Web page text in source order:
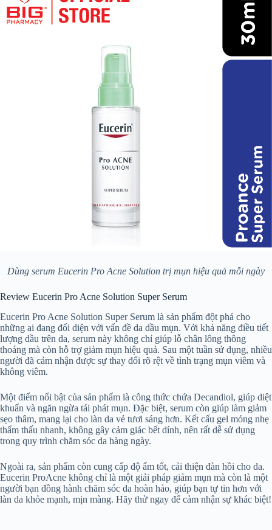
Dùng serum Eucerin Pro Acne Solution trị mụn hiệu quả mỗi ngày
Review Eucerin Pro Acne Solution Super Serum
Eucerin Pro Acne Solution Super Serum là sản phẩm đột phá cho
những ai đang đối diện với vấn đề da dầu mụn. Với khả năng điều tiết
lượng dầu trên da, serum này không chỉ giúp lỗ chân lông thông
thoáng mà còn hỗ trợ giảm mụn hiệu quả. Sau một tuần sử dụng, nhiều
người đã cảm nhận được sự thay đổi rõ rệt về tình trạng mụn viêm và
không viêm.
Một điểm nổi bật của sản phẩm là công thức chứa Decandiol, giúp diệt
khuẩn và ngăn ngừa tái phát mụn. Đặc biệt, serum còn giúp làm giảm
sẹo thâm, mang lại cho làn da vẻ tươi sáng hơn. Kết cấu gel mỏng nhẹ
thẩm thấu nhanh, không gây cảm giác bết dính, nên rất dễ sử dụng
trong quy trình chăm sóc da hàng ngày.
Ngoài ra, sản phẩm còn cung cấp độ ẩm tốt, cải thiện đàn hồi cho da.
Eucerin ProAcne không chỉ là một giải pháp giảm mụn mà còn là một
người bạn đồng hành chăm sóc da hoàn hảo, giúp bạn tự tin hơn với
làn da khỏe mạnh, mịn màng. Hãy thử ngay để cảm nhận sự khác biệt!